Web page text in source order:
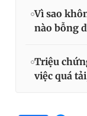
Vì sao
nào bỗng
Triệu
việc quá